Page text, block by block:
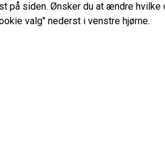
på siden. Ønsker du at ændre hvilke
valg" nederst i venstre hjørne.